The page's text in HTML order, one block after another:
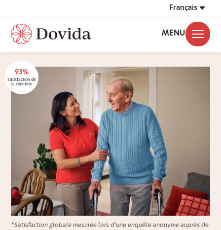
Français
MENU
93%
Satisfaction de
la clientèle
*Satisfaction globale mesurée lors d’une enquête anonyme auprès de